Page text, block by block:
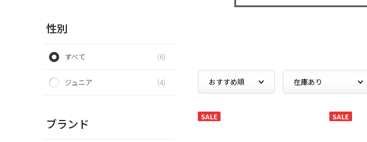
性別
すべて (6)
ジュニア (4)
ブランド SALE SALE